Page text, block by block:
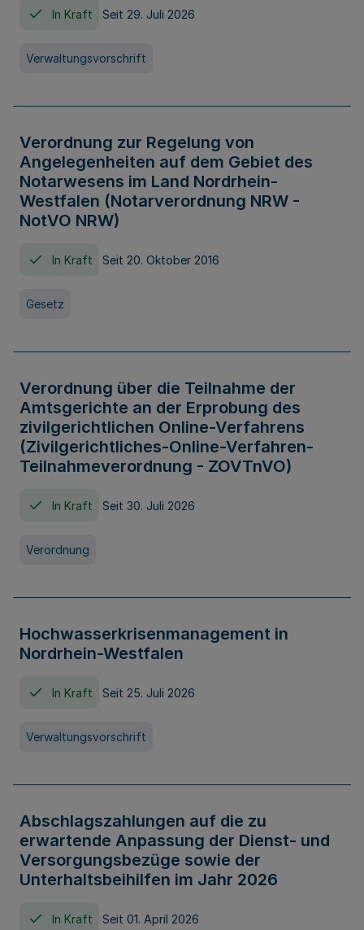
In Kraft Seit 29. Juli 2026
Verwaltungsvorschrift
Verordnung zur Regelung von
Angelegenheiten auf dem Gebiet des
Notarwesens im Land Nordrhein-
Westfalen (Notarverordnung NRW -
NotVO NRW)
In Kraft Seit 20. Oktober 2016
Gesetz
Verordnung über die Teilnahme der
Amtsgerichte an der Erprobung des
zivilgerichtlichen Online-Verfahrens
(Zivilgerichtliches-Online-Verfahren-
Teilnahmeverordnung - ZOVTnVO)
In Kraft Seit 30. Juli 2026
Verordnung
Hochwasserkrisenmanagement in
Nordrhein-Westfalen
In Kraft Seit 25. Juli 2026
Verwaltungsvorschrift
Abschlagszahlungen auf die zu
erwartende Anpassung der Dienst- und
Versorgungsbezüge sowie der
Unterhaltsbeihilfen im Jahr 2026
In Kraft Seit 01. April 2026